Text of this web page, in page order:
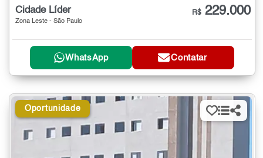
Cidade Líder
Zona Leste - São Paulo
R$ 229.000
WhatsApp Contatar
Oportunidade